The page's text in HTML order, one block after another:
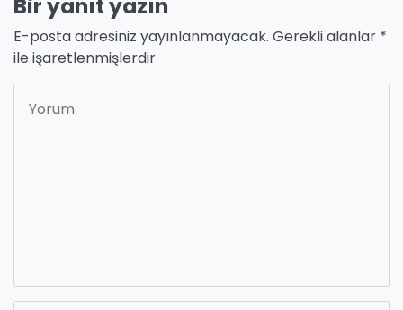
E-posta adresiniz yayınlanmayacak. Gerekli alanlar *
ile işaretlenmişlerdir